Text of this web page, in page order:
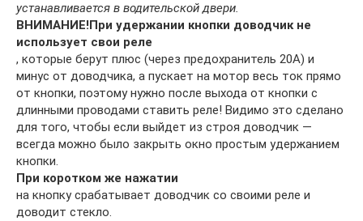
устанавливается в водительской двери.
ВНИМАНИЕ!При удержании кнопки доводчик не
использует свои реле
, которые берут плюс (через предохранитель 20А) и
минус от доводчика, а пускает на мотор весь ток прямо
от кнопки, поэтому нужно после выхода от кнопки с
длинными проводами ставить реле! Видимо это сделано
для того, чтобы если выйдет из строя доводчик —
всегда можно было закрыть окно простым удержанием
кнопки.
При коротком же нажатии
на кнопку срабатывает доводчик со своими реле и
доводит стекло.